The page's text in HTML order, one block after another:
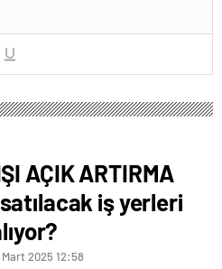
AÇIK ARTIRMA
iş yerleri
Mart 2025 12:58